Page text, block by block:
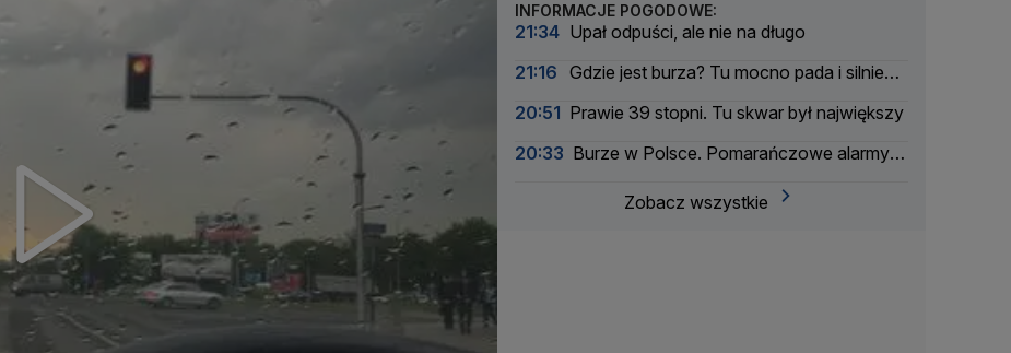
INFORMACJE POGODOWE:
21:34 Upał odpuści, ale nie na długo
21:16 Gdzie jest burza? Tu mocno pada i silnie
20:51 Prawie 39 stopni. Tu skwar był największy
20:33 Burze w Polsce. Pomarańczowe alarmy w
Zobacz wszystkie